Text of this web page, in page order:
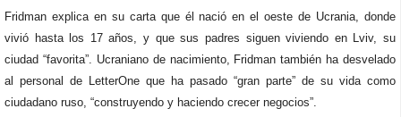
Fridman explica en su carta que él nació en el oeste de Ucrania, donde
vivió hasta los 17 años, y que sus padres siguen viviendo en Lviv, su
ciudad “favorita”. Ucraniano de nacimiento, Fridman también ha desvelado
al personal de LetterOne que ha pasado “gran parte” de su vida como
ciudadano ruso, “construyendo y haciendo crecer negocios”.